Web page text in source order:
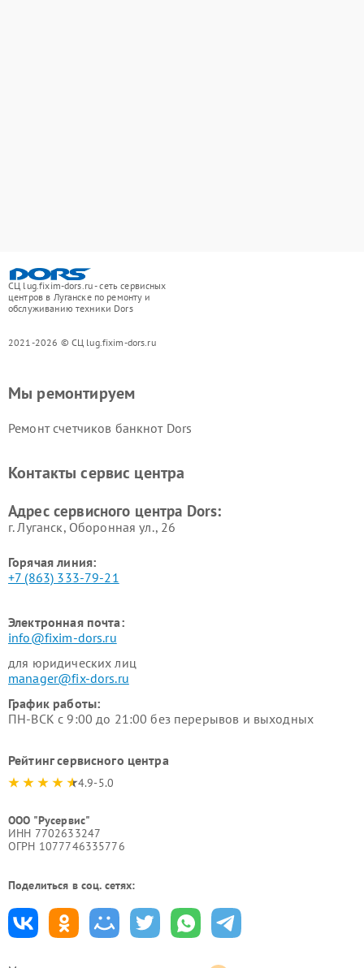
СЦ lug.fixim-dors.ru - сеть сервисных
центров в Луганске по ремонту и
обслуживанию техники Dors
2021-2026 © СЦ lug.fixim-dors.ru
Мы ремонтируем
Ремонт счетчиков банкнот Dors
Контакты сервис центра
Адрес сервисного центра Dors:
г. Луганск, Оборонная ул., 26
Горячая линия:
+7 (863) 333-79-21
Электронная почта:
info@fixim-dors.ru
для юридических лиц
manager@fix-dors.ru
График работы:
ПН-ВСК с 9:00 до 21:00 без перерывов и выходных
Рейтинг сервисного центра
4.9-5.0
ООО "Русервис"
ИНН 7702633247
ОГРН 1077746335776
Поделиться в соц. сетях: